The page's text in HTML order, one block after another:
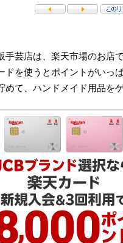
芸店は、楽天市場のお店で
を使うとポイントがいっ
て、ハンドメイド用品を